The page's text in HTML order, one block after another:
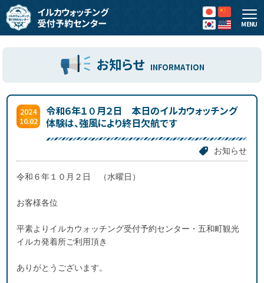
MENU
お知らせ INFORMATION
2024
10.02
令和６年１０月２日 本日のイルカウォッチング
体験は、強風により終日欠航です
お知らせ
令和６年１０月２日 （水曜日）
お客様各位
平素よりイルカウォッチング受付予約センター・五和町観光
イルカ発着所ご利用頂き
ありがとうございます。